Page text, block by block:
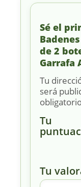
Sé el
de 2
Garrafa
Tu
será
Tu
Tu